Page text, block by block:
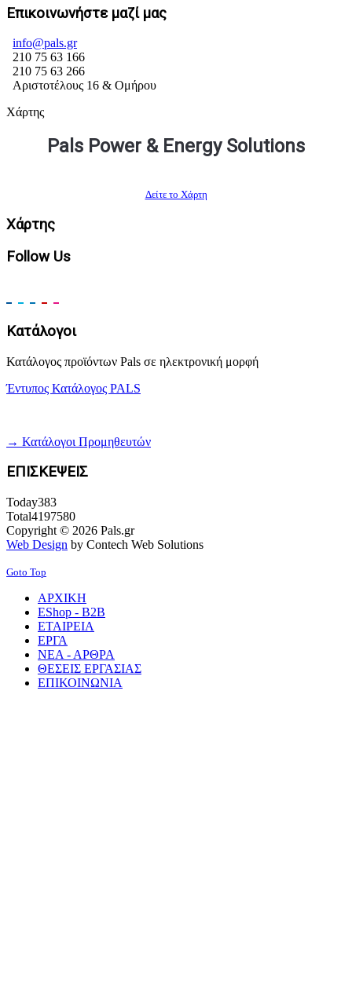
Επικοινωνήστε μαζί μας
info@pals.gr
210 75 63 166
210 75 63 266
Αριστοτέλους 16 & Ομήρου
Χάρτης
Pals Power & Energy Solutions
Δείτε το Χάρτη
Χάρτης
Follow Us
Κατάλογοι
Κατάλογος προϊόντων Pals σε ηλεκτρονική μορφή
Έντυπος Κατάλογος PALS
→ Κατάλογοι Προμηθευτών
ΕΠΙΣΚΕΨΕΙΣ
Today383
Total4197580
Copyright © 2026 Pals.gr
Web Design by Contech Web Solutions
Goto Top
ΑΡΧΙΚΗ
EShop - B2B
ΕΤΑΙΡΕΙΑ
ΕΡΓΑ
ΝΕΑ - ΑΡΘΡΑ
ΘΕΣΕΙΣ ΕΡΓΑΣΙΑΣ
ΕΠΙΚΟΙΝΩΝΙΑ